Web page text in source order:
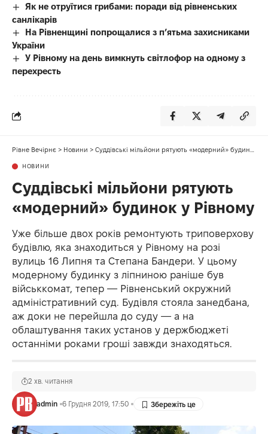
Як не отруїтися грибами: поради від рівненських
санлікарів
На Рівненщині попрощалися з п’ятьма захисниками
України
У Рівному на день вимкнуть світлофор на одному з
перехресть
Рівне Вечірнє > Новини > Суддівські мільйони рятують «модерний» будинок у Рівному
НОВИНИ
Суддівські мільйони рятують
«модерний» будинок у Рівному
Уже більше двох років ремонтують триповерхову
будівлю, яка знаходиться у Рівному на розі
вулиць 16 Липня та Степана Бандери. У цьому
модерному будинку з ліпниною раніше був
військкомат, тепер — Рівненський окружний
адміністративний суд. Будівля стояла занедбана,
аж доки не перейшла до суду — а на
облаштування таких установ у держбюджеті
останніми роками гроші завжди знаходяться.
admin 6 Грудня 2019, 17:50
2 хв. читання